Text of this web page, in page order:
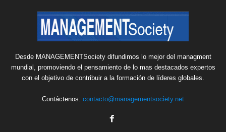
Desde MANAGEMENTSociety difundimos lo mejor del managment
mundial, promoviendo el pensamiento de lo mas destacados expertos
con el objetivo de contribuir a la formación de líderes globales.
Contáctenos: contacto@managementsociety.net